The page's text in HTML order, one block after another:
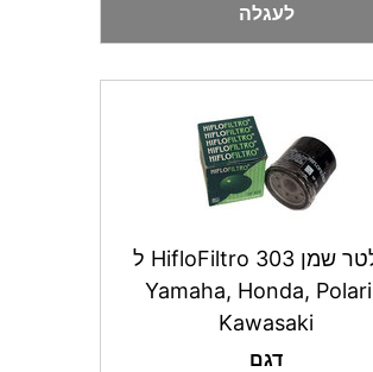
לעגלה
פילטר שמן HifloFiltro 303 ל
Yamaha, Honda,
Kawasaki
דגם